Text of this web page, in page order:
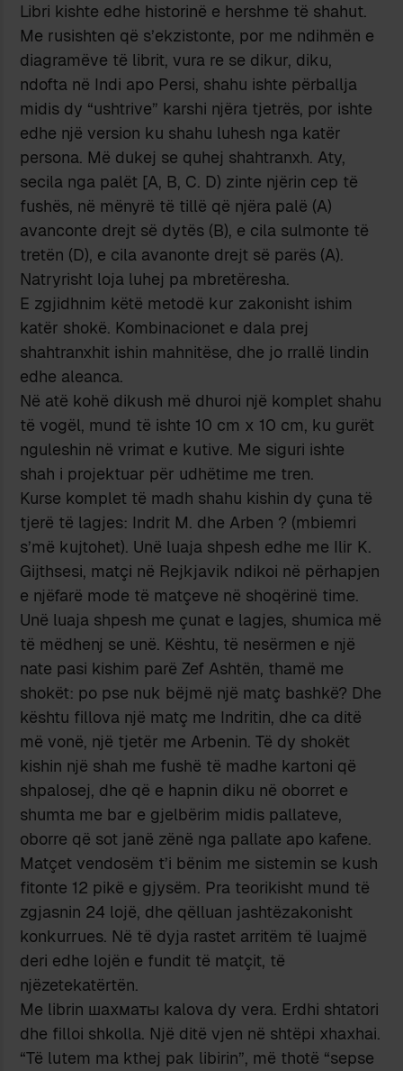
Libri kishte edhe historinë e hershme të shahut.
Me rusishten që s’ekzistonte, por me ndihmën e
diagramëve të librit, vura re se dikur, diku,
ndofta në Indi apo Persi, shahu ishte përballja
midis dy “ushtrive” karshi njëra tjetrës, por ishte
edhe një version ku shahu luhesh nga katër
persona. Më dukej se quhej shahtranxh. Aty,
secila nga palët [A, B, C. D) zinte njërin cep të
fushës, në mënyrë të tillë që njëra palë (A)
avanconte drejt së dytës (B), e cila sulmonte të
tretën (D), e cila avanonte drejt së parës (A).
Natryrisht loja luhej pa mbretëresha.
E zgjidhnim këtë metodë kur zakonisht ishim
katër shokë. Kombinacionet e dala prej
shahtranxhit ishin mahnitëse, dhe jo rrallë lindin
edhe aleanca.
Në atë kohë dikush më dhuroi një komplet shahu
të vogël, mund të ishte 10 cm x 10 cm, ku gurët
nguleshin në vrimat e kutive. Me siguri ishte
shah i projektuar për udhëtime me tren.
Kurse komplet të madh shahu kishin dy çuna të
tjerë të lagjes: Indrit M. dhe Arben ? (mbiemri
s’më kujtohet). Unë luaja shpesh edhe me Ilir K.
Gijthsesi, matçi në Rejkjavik ndikoi në përhapjen
e njëfarë mode të matçeve në shoqërinë time.
Unë luaja shpesh me çunat e lagjes, shumica më
të mëdhenj se unë. Kështu, të nesërmen e një
nate pasi kishim parë Zef Ashtën, thamë me
shokët: po pse nuk bëjmë një matç bashkë? Dhe
kështu fillova një matç me Indritin, dhe ca ditë
më vonë, një tjetër me Arbenin. Të dy shokët
kishin një shah me fushë të madhe kartoni që
shpalosej, dhe që e hapnin diku në oborret e
shumta me bar e gjelbërim midis pallateve,
oborre që sot janë zënë nga pallate apo kafene.
Matçet vendosëm t’i bënim me sistemin se kush
fitonte 12 pikë e gjysëm. Pra teorikisht mund të
zgjasnin 24 lojë, dhe qëlluan jashtëzakonisht
konkurrues. Në të dyja rastet arritëm të luajmë
deri edhe lojën e fundit të matçit, të
njëzetekatërtën.
Me librin шахматы kalova dy vera. Erdhi shtatori
dhe filloi shkolla. Një ditë vjen në shtëpi xhaxhai.
“Të lutem ma kthej pak libirin”, më thotë “sepse